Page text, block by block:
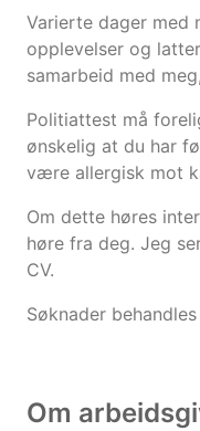
Varierte dager med
opplevelser og
samarbeid med
Politiattest må
ønskelig at du har
være allergisk mot
Om dette høres
høre fra deg. Jeg
CV.
Søknader
Om